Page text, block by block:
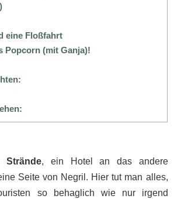
eine Floßfahrt
Popcorn (mit Ganja)!
Strände, ein Hotel an das andere
Seite von Negril. Hier tut man alles,
so behaglich wie nur irgend